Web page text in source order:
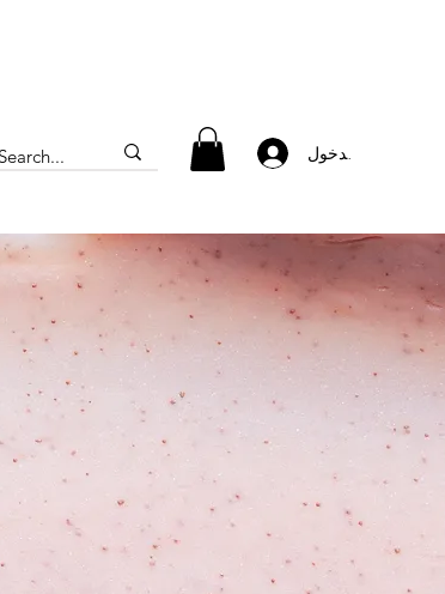
تسجيل الدخول